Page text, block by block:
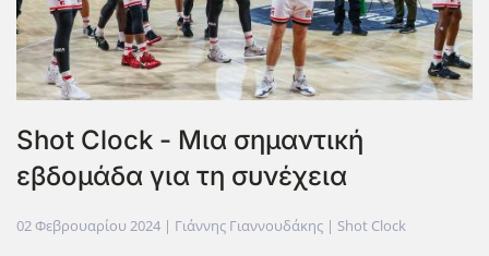
Shot Clock - Μια σημαντική
εβδομάδα για τη συνέχεια
02 Φεβρουαρίου 2024 | Γιάννης Γιαννουδάκης | Shot Clock